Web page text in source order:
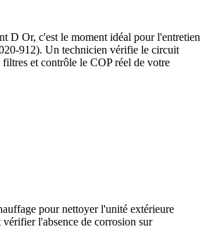
D Or, c'est le moment idéal pour l'entretien
912). Un technicien vérifie le circuit
et contrôle le COP réel de votre
pour nettoyer l'unité extérieure
vérifier l'absence de corrosion sur